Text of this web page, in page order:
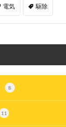
電気 駆除
8
11